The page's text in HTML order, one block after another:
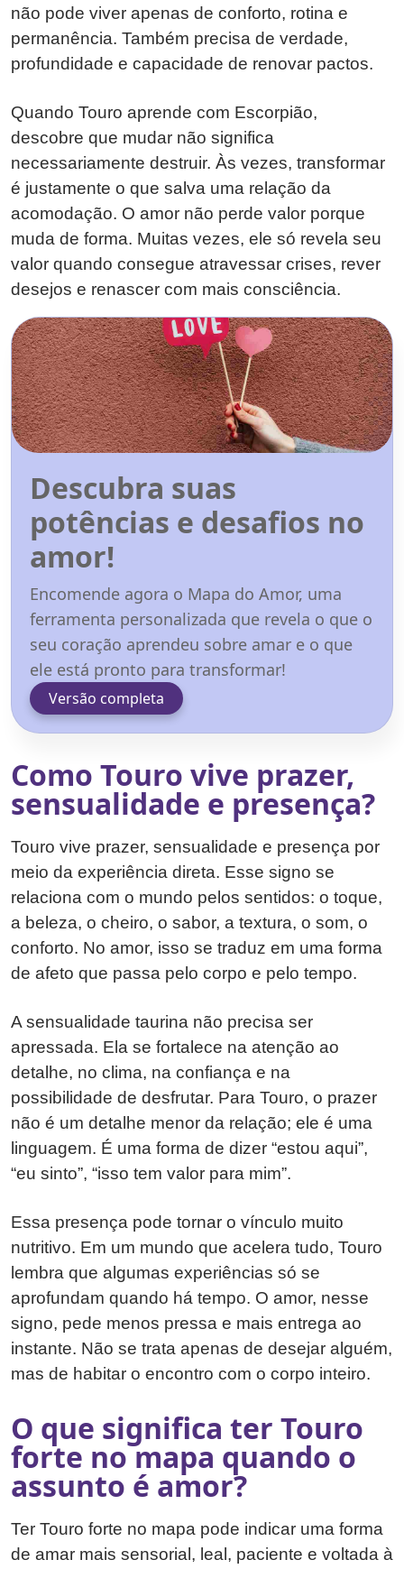
não pode viver apenas de conforto, rotina e
permanência. Também precisa de verdade,
profundidade e capacidade de renovar pactos.
Quando Touro aprende com Escorpião,
descobre que mudar não significa
necessariamente destruir. Às vezes, transformar
é justamente o que salva uma relação da
acomodação. O amor não perde valor porque
muda de forma. Muitas vezes, ele só revela seu
valor quando consegue atravessar crises, rever
desejos e renascer com mais consciência.
Descubra suas
potências e desafios no
amor!
Encomende agora o Mapa do Amor, uma
ferramenta personalizada que revela o que o
seu coração aprendeu sobre amar e o que
ele está pronto para transformar!
Versão completa
Como Touro vive prazer,
sensualidade e presença?
Touro vive prazer, sensualidade e presença por
meio da experiência direta. Esse signo se
relaciona com o mundo pelos sentidos: o toque,
a beleza, o cheiro, o sabor, a textura, o som, o
conforto. No amor, isso se traduz em uma forma
de afeto que passa pelo corpo e pelo tempo.
A sensualidade taurina não precisa ser
apressada. Ela se fortalece na atenção ao
detalhe, no clima, na confiança e na
possibilidade de desfrutar. Para Touro, o prazer
não é um detalhe menor da relação; ele é uma
linguagem. É uma forma de dizer “estou aqui”,
“eu sinto”, “isso tem valor para mim”.
Essa presença pode tornar o vínculo muito
nutritivo. Em um mundo que acelera tudo, Touro
lembra que algumas experiências só se
aprofundam quando há tempo. O amor, nesse
signo, pede menos pressa e mais entrega ao
instante. Não se trata apenas de desejar alguém,
mas de habitar o encontro com o corpo inteiro.
O que significa ter Touro
forte no mapa quando o
assunto é amor?
Ter Touro forte no mapa pode indicar uma forma
de amar mais sensorial, leal, paciente e voltada à